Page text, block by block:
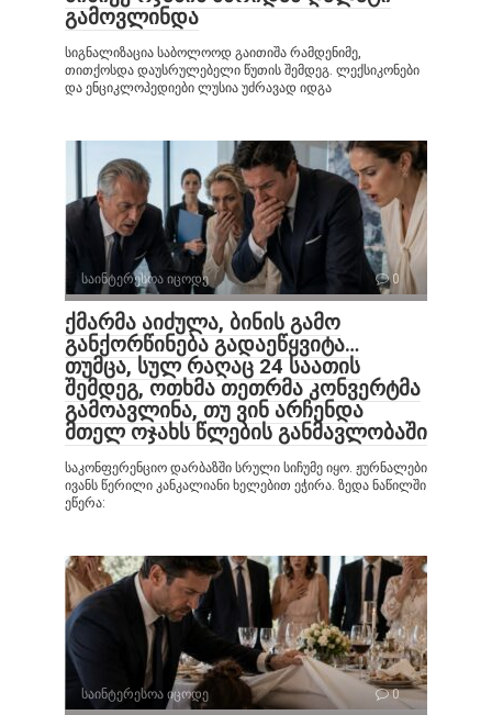
გამოვლინდა
სიგნალიზაცია საბოლოოდ გაითიშა რამდენიმე,
თითქოსდა დაუსრულებელი წუთის შემდეგ. ლექსიკონები
და ენციკლოპედიები ლუსია უძრავად იდგა
საინტერესოა იცოდე 0
ქმარმა აიძულა, ბინის გამო
განქორწინება გადაეწყვიტა…
თუმცა, სულ რაღაც 24 საათის
შემდეგ, ოთხმა თეთრმა კონვერტმა
გამოავლინა, თუ ვინ არჩენდა
მთელ ოჯახს წლების განმავლობაში
საკონფერენციო დარბაზში სრული სიჩუმე იყო. ჟურნალები
ივანს წერილი კანკალიანი ხელებით ეჭირა. ზედა ნაწილში
ეწერა:
საინტერესოა იცოდე 0